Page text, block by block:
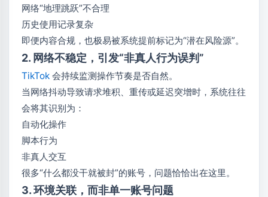
网络“地理跳跃”不合理
历史使用记录复杂
即便内容合规，也极易被系统提前标记为“潜在风险源”。
2. 网络不稳定，引发“非真人行为误判”
TikTok 会持续监测操作节奏是否自然。
当网络抖动导致请求堆积、重传或延迟突增时，系统往往
会将其识别为：
自动化操作
脚本行为
非真人交互
很多“什么都没干就被封”的账号，问题恰恰出在这里。
3. 环境关联，而非单一账号问题